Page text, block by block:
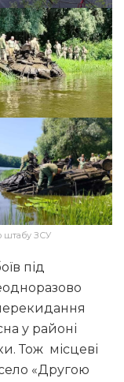
штабу ЗСУ
під
у районі
Тож місцеві
«Другою